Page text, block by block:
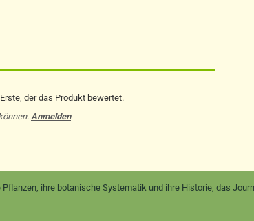
der das Produkt bewertet.
Anmelden
ihre botanische Systematik und ihre Historie, das